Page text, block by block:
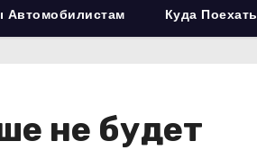
Автомобилистам Куда Поехать
не будет